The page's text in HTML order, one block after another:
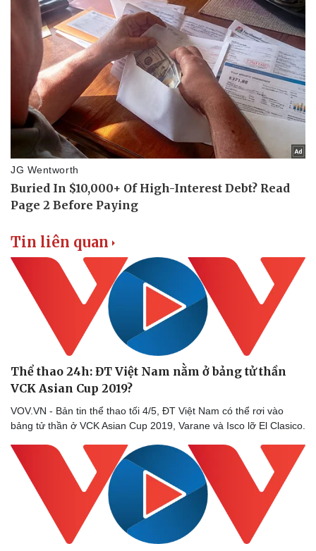
Doanh nghiệp
Thông tin doanh nghiệp
Doanh nghiệp 24h
Doanh nhân
Công nghệ
Sành điệu
Tin Công nghệ
Tin liên quan
Thể thao 24h: ĐT Việt Nam nằm ở bảng tử thần
VCK Asian Cup 2019?
VOV.VN - Bản tin thể thao tối 4/5, ĐT Việt Nam có thể rơi vào
bảng tử thần ở VCK Asian Cup 2019, Varane và Isco lỡ El Clasico.